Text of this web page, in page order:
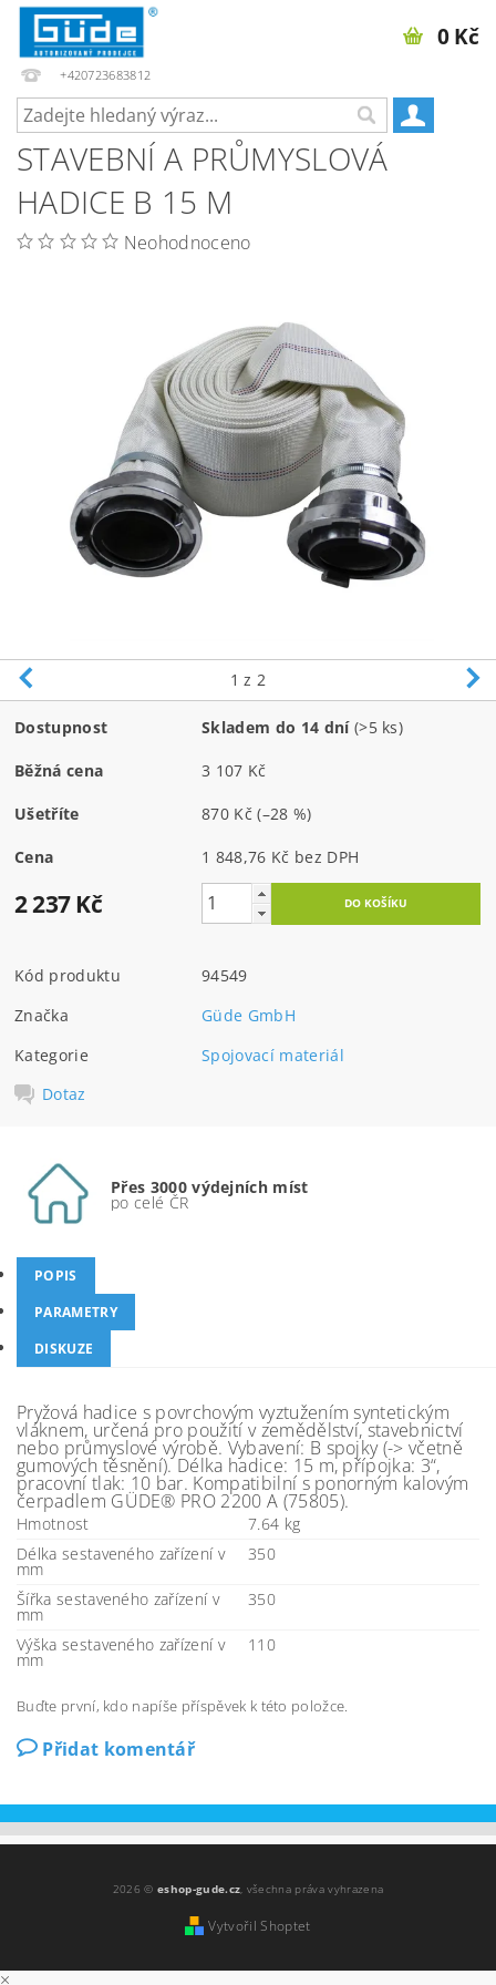
+420723683812
0 Kč
STAVEBNÍ A PRŮMYSLOVÁ
HADICE B 15 M
Neohodnoceno
1 z 2
Dostupnost Skladem do 14 dní (>5 ks)
Běžná cena 3 107 Kč
Ušetříte 870 Kč(–28 %)
Cena 1 848,76 Kč bez DPH
2 237 Kč
Kód produktu
94549
Značka
Güde GmbH
Kategorie
Spojovací materiál
Dotaz
Přes 3000 výdejních míst
po celé ČR
POPIS
PARAMETRY
DISKUZE
Pryžová hadice s povrchovým vyztužením syntetickým
vláknem, určená pro použití v zemědělství, stavebnictví
nebo průmyslové výrobě. Vybavení: B spojky (-> včetně
gumových těsnění). Délka hadice: 15 m, přípojka: 3“,
pracovní tlak: 10 bar. Kompatibilní s ponorným kalovým
čerpadlem GÜDE® PRO 2200 A (75805).
Hmotnost
7.64 kg
Délka sestaveného zařízení v
mm
350
Šířka sestaveného zařízení v
mm
350
Výška sestaveného zařízení v
mm
110
Buďte první, kdo napíše příspěvek k této položce.
Přidat komentář
2026 ©eshop-gude.cz, všechna práva vyhrazena
Vytvořil Shoptet
×